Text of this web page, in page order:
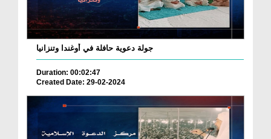
جولة دعوية حافلة في أوغندا وتنزانيا
Duration: 00:02:47
Created Date: 29-02-2024